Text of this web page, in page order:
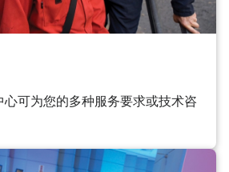
可为您的多种服务要求或技术咨